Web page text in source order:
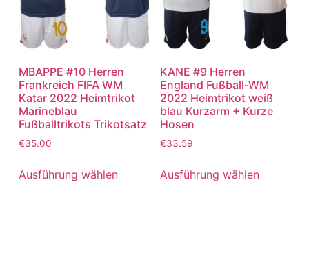
MBAPPE #10 Herren
Frankreich FIFA WM
Katar 2022 Heimtrikot
Marineblau
Fußballtrikots Trikotsatz
€35.00
Ausführung wählen
KANE #9 Herren
England Fußball-WM
2022 Heimtrikot weiß
blau Kurzarm + Kurze
Hosen
€33.59
Ausführung wählen